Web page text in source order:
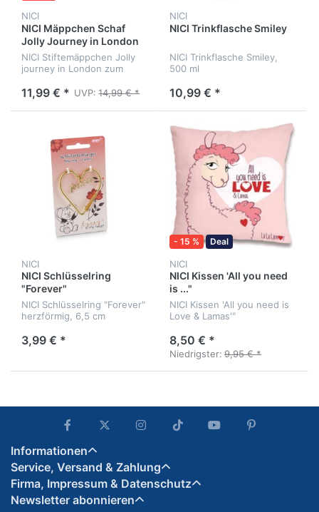
NICI
NICI Mäppchen Schaf
Jolly Journey in London
NICI Stiftemäppchen Jolly
journey in London zum
11,99 € * UVP: 14,99 € *
NICI
NICI Trinkflasche Smiley
NICI Trinkflasche Smiley,
500 ml
10,99 € *
NICI
NICI Schlüsselring
"Forever"
NICI Schlüsselring "Forever"
herzförmig, 6,5 cm
3,99 € *
- 15 % Deal
NICI
NICI Kissen 'All you need
is ..."
NICI Kissen 'All you need is
Love & Lamas'"
8,50 € *
Niedrigster: 9,95 € *
Informationen
Service, Versand & Zahlung
Firma, Impressum & Datenschutz
Newsletter abonnieren